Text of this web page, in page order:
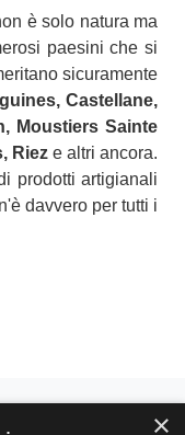
è solo natura ma
paesini che si
sicuramente
Castellane,
Moustiers Sainte
Riez e altri ancora.
prodotti artigianali
davvero per tutti i
×